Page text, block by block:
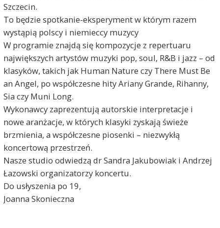
Szczecin.
To będzie spotkanie-eksperyment w którym razem
wystąpią polscy i niemieccy muzycy
W programie znajdą się kompozycje z repertuaru
największych artystów muzyki pop, soul, R&B i jazz – od
klasyków, takich jak Human Nature czy There Must Be
an Angel, po współczesne hity Ariany Grande, Rihanny,
Sia czy Muni Long.
Wykonawcy zaprezentują autorskie interpretacje i
nowe aranżacje, w których klasyki zyskają świeże
brzmienia, a współczesne piosenki – niezwykłą
koncertową przestrzeń.
Nasze studio odwiedzą dr Sandra Jakubowiak i Andrzej
Łazowski organizatorzy koncertu.
Do usłyszenia po 19,
Joanna Skonieczna